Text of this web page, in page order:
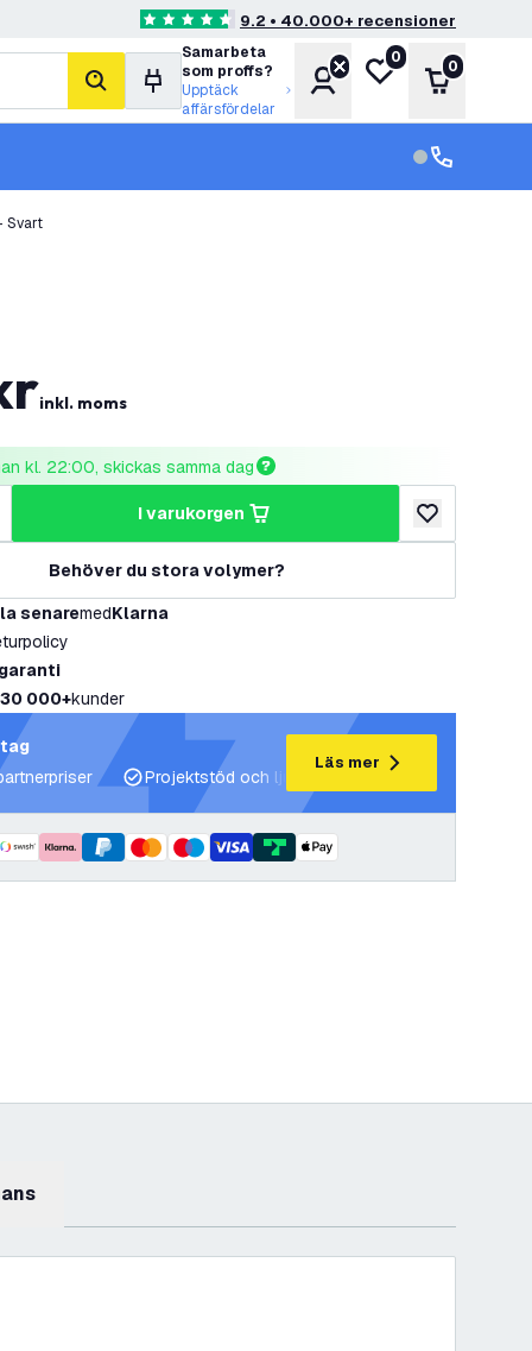
4.6 stjärnbetyg9.2 • 40.000+ recensioner
sök
Samarbeta
som proffs?
Upptäck
affärsfördelar
KontoMin önskelista
0
Varukorg
0
kundservice
kundservice
Svart
inkl. moms
kl. 22:00, skickas samma dag
antal i varukorgen
lägg till i
Behöver du stora volymer?
senaremedKlarna
30 000+kunder
Projektstöd och ljusplaner
Läs mer